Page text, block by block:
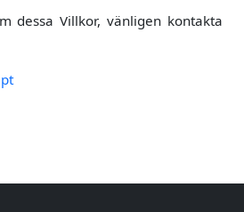
dessa Villkor, vänligen kontakta